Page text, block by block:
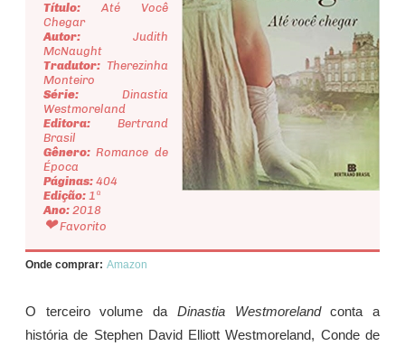
Título:Até Você
Chegar
Autor:Judith
McNaught
Tradutor:Therezinha
Monteiro
Série:Dinastia
Westmoreland
Editora:Bertrand
Brasil
Gênero:Romance de
Época
Páginas:404
Edição:1ª
Ano:2018
❤Favorito
Onde comprar: Amazon
O terceiro volume da Dinastia Westmorelandconta a
história de Stephen David Elliott Westmoreland, Conde de